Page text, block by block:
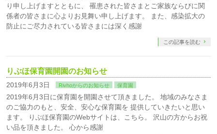
り申し上げますとともに、 罹患された皆さまとご家族ならびに関
係者の皆さまに心よりお見舞い申し上げます。 また、感染拡大の
防止にご尽力されている皆さまには深く感謝
この記事を読む
りぶほ保育園開園のお知らせ
2019年6月3日 Rivhoからのお知らせ 保育園
2019年6月3日に保育園を開園させて頂きました。 地域のみなさま
のご協力のもと、安全、安心な保育園を 提供していきたいと思い
ます。 りぶほ保育園のWebサイトは、こちら。 沢山の方からお祝
い品を頂きました。 心から感謝